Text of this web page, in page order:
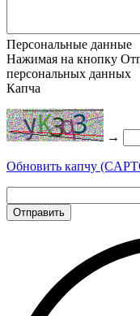
Персональные данные
Нажимая на кнопку
персональных данных
Капча
→
Обновить капчу
Отправить